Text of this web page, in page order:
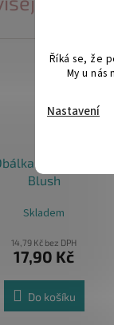
Říká se, že
My u
Nastavení
K4 - Nude
Blush
Skladem
14,79 Kč bez DPH
17,90 Kč
Do košíku